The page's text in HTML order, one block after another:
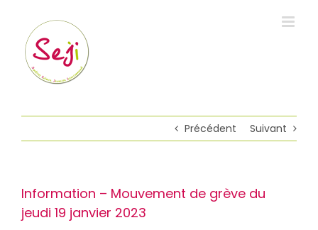
contenu
Précédent Suivant
Information – Mouvement de grève du
jeudi 19 janvier 2023